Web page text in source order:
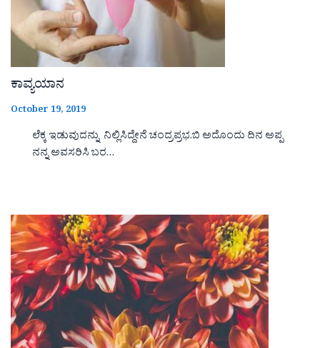
ಕಾವ್ಯಯಾನ
October 19, 2019
ಲೆಕ್ಕ ಇಡುವುದನ್ನು ನಿಲ್ಲಿಸಿದ್ದೇನೆ ಚಂದ್ರಪ್ರಭ.ಬಿ ಅದೊಂದು ದಿನ ಅಪ್ಪ
ನನ್ನ ಅವಸರಿಸಿ ಬರ…